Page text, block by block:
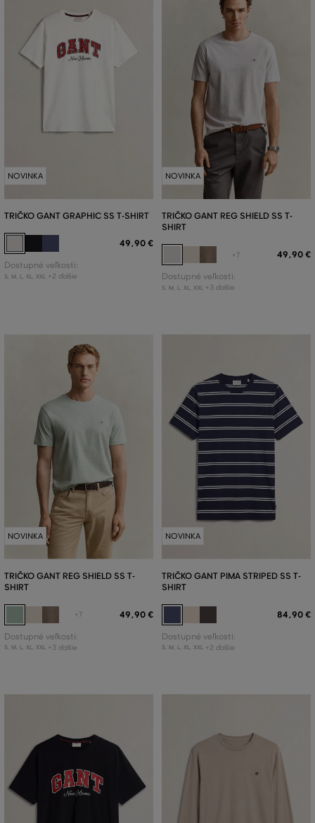
NOVINKA
TRIČKO GANT GRAPHIC SS T-SHIRT
49,90 €
Dostupné veľkosti:
S, M L XL XXL +2 ďalšie
NOVINKA
TRIČKO GANT REG SHIELD SS T-
SHIRT
+7 49,90 €
Dostupné veľkosti:
S, M L XL XXL +3 ďalšie
NOVINKA
TRIČKO GANT REG SHIELD SS T-
SHIRT
+7 49,90 €
Dostupné veľkosti:
S, M L, XL, XXL +3 ďalšie
NOVINKA
TRIČKO GANT PIMA STRIPED SS T-
SHIRT
84,90 €
Dostupné veľkosti:
S, M L, XL, XXL +2 ďalšie